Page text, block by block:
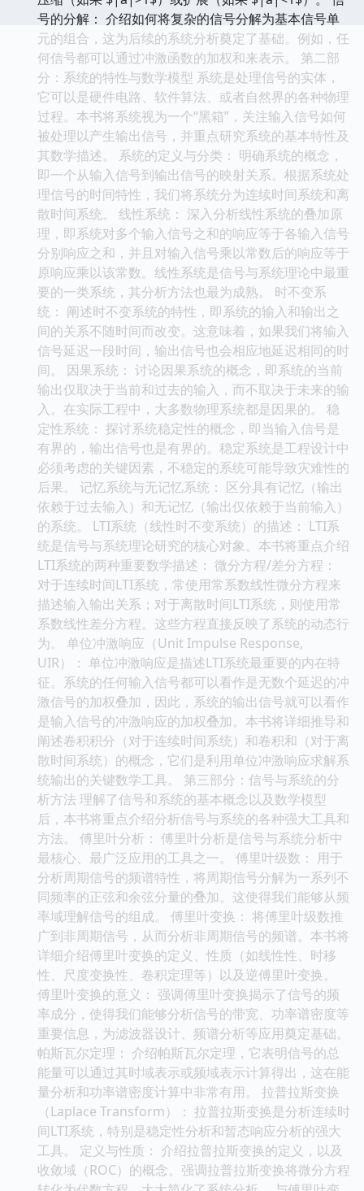
号的分解： 介绍如何将复杂的信号分解为基本信号单
元的组合，这为后续的系统分析奠定了基础。例如，任
何信号都可以通过冲激函数的加权和来表示。 第二部
分：系统的特性与数学模型 系统是处理信号的实体，
它可以是硬件电路、软件算法、或者自然界的各种物理
过程。本书将系统视为一个“黑箱”，关注输入信号如何
被处理以产生输出信号，并重点研究系统的基本特性及
其数学描述。 系统的定义与分类： 明确系统的概念，
即一个从输入信号到输出信号的映射关系。根据系统处
理信号的时间特性，我们将系统分为连续时间系统和离
散时间系统。 线性系统： 深入分析线性系统的叠加原
理，即系统对多个输入信号之和的响应等于各输入信号
分别响应之和，并且对输入信号乘以常数后的响应等于
原响应乘以该常数。线性系统是信号与系统理论中最重
要的一类系统，其分析方法也最为成熟。 时不变系
统： 阐述时不变系统的特性，即系统的输入和输出之
间的关系不随时间而改变。这意味着，如果我们将输入
信号延迟一段时间，输出信号也会相应地延迟相同的时
间。 因果系统： 讨论因果系统的概念，即系统的当前
输出仅取决于当前和过去的输入，而不取决于未来的输
入。在实际工程中，大多数物理系统都是因果的。 稳
定性系统： 探讨系统稳定性的概念，即当输入信号是
有界的，输出信号也是有界的。稳定系统是工程设计中
必须考虑的关键因素，不稳定的系统可能导致灾难性的
后果。 记忆系统与无记忆系统： 区分具有记忆（输出
依赖于过去输入）和无记忆（输出仅依赖于当前输入）
的系统。 LTI系统（线性时不变系统）的描述： LTI系
统是信号与系统理论研究的核心对象。本书将重点介绍
LTI系统的两种重要数学描述： 微分方程/差分方程：
对于连续时间LTI系统，常使用常系数线性微分方程来
描述输入输出关系；对于离散时间LTI系统，则使用常
系数线性差分方程。这些方程直接反映了系统的动态行
为。 单位冲激响应（Unit Impulse Response,
UIR）： 单位冲激响应是描述LTI系统最重要的内在特
征。系统的任何输入信号都可以看作是无数个延迟的冲
激信号的加权叠加，因此，系统的输出信号就可以看作
是输入信号的冲激响应的加权叠加。本书将详细推导和
阐述卷积积分（对于连续时间系统）和卷积和（对于离
散时间系统）的概念，它们是利用单位冲激响应求解系
统输出的关键数学工具。 第三部分：信号与系统的分
析方法 理解了信号和系统的基本概念以及数学模型
后，本书将重点介绍分析信号与系统的各种强大工具和
方法。 傅里叶分析： 傅里叶分析是信号与系统分析中
最核心、最广泛应用的工具之一。 傅里叶级数： 用于
分析周期信号的频谱特性，将周期信号分解为一系列不
同频率的正弦和余弦分量的叠加。这使得我们能够从频
率域理解信号的组成。 傅里叶变换： 将傅里叶级数推
广到非周期信号，从而分析非周期信号的频谱。本书将
详细介绍傅里叶变换的定义、性质（如线性性、时移
性、尺度变换性、卷积定理等）以及逆傅里叶变换。
傅里叶变换的意义： 强调傅里叶变换揭示了信号的频
率成分，使得我们能够分析信号的带宽、功率谱密度等
重要信息，为滤波器设计、频谱分析等应用奠定基础。
帕斯瓦尔定理： 介绍帕斯瓦尔定理，它表明信号的总
能量可以通过其时域表示或频域表示计算得出，这在能
量分析和功率谱密度计算中非常有用。 拉普拉斯变换
（Laplace Transform）： 拉普拉斯变换是分析连续时
间LTI系统，特别是稳定性分析和暂态响应分析的强大
工具。 定义与性质： 介绍拉普拉斯变换的定义，以及
收敛域（ROC）的概念。强调拉普拉斯变换将微分方程